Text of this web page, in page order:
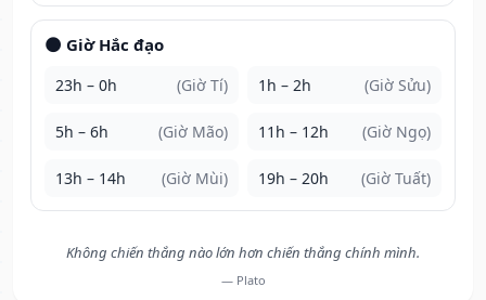
🌑 Giờ Hắc đạo
23h – 0h (Giờ Tí) 1h – 2h (Giờ Sửu)
5h – 6h (Giờ Mão) 11h – 12h (Giờ Ngọ)
13h – 14h (Giờ Mùi) 19h – 20h (Giờ Tuất)
Không chiến thắng nào lớn hơn chiến thắng chính mình.
— Plato